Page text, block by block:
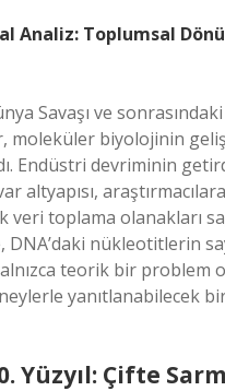
Analiz: Toplumsal
Savaşı ve
moleküler biyolojinin
Endüstri devriminin
altyapısı,
veri toplama olanakları
DNA’daki nükleotitlerin
teorik bir problem
yanıtlanabilecek
Yüzyıl: Çifte